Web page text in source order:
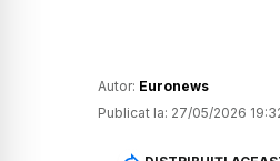
Autor: Euronews
Publicat la: 27/05/2026